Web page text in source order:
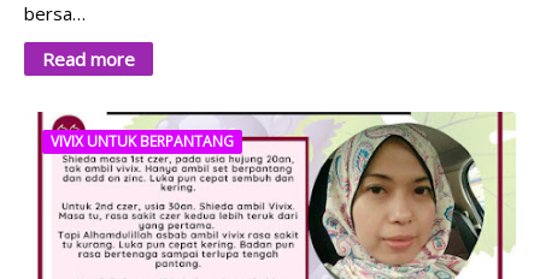
bersa…
Read more
VIVIX UNTUK BERPANTANG